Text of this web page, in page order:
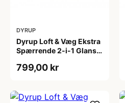
DYRUP
Dyrup Loft & Væg Ekstra
Spærrende 2-i-1 Glans
799,00 kr